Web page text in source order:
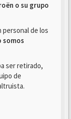
o su grupo
personal de los
somos
ser retirado,
de